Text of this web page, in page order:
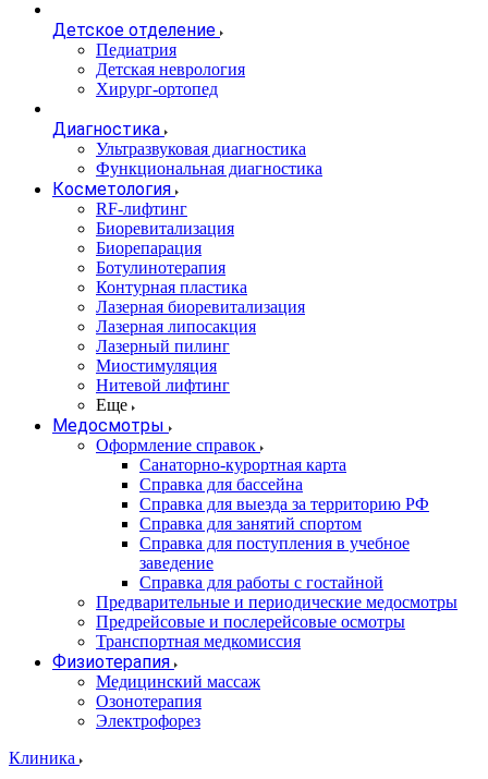
Детское отделение
Педиатрия
Детская неврология
Хирург-ортопед
Диагностика
Ультразвуковая диагностика
Функциональная диагностика
Косметология
RF-лифтинг
Биоревитализация
Биорепарация
Ботулинотерапия
Контурная пластика
Лазерная биоревитализация
Лазерная липосакция
Лазерный пилинг
Миостимуляция
Нитевой лифтинг
Еще
Медосмотры
Оформление справок
Санаторно-курортная карта
Справка для бассейна
Справка для выезда за территорию РФ
Справка для занятий спортом
Справка для поступления в учебное
заведение
Справка для работы с гостайной
Предварительные и периодические медосмотры
Предрейсовые и послерейсовые осмотры
Транспортная медкомиссия
Физиотерапия
Медицинский массаж
Озонотерапия
Электрофорез
Клиника